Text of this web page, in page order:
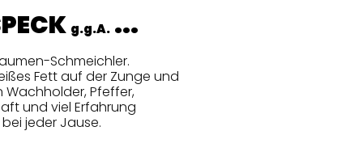
g.g.A. ...
Schmeichler.
Fett auf der Zunge und
Pfeffer,
und viel Erfahrung
jeder Jause.